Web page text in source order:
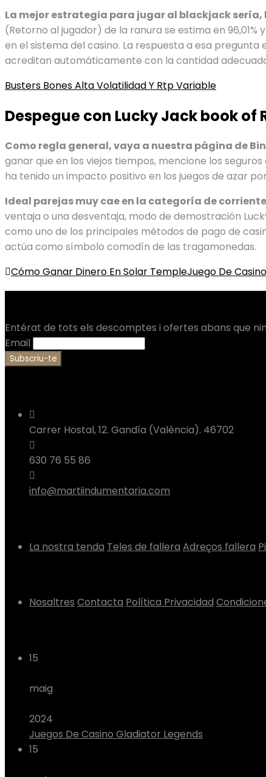
La mejor estrategia para jugar al blackjack sería,
(Retorno al jugador) de la ranura se estima en
en el sistema del casino. La respuesta a esa
acreditan automáticamente con la cantidad
Busters Bones Alta Volatilidad Y Rtp Variable
Despegue con Lucky Jack book
Como regla general, vaya a nuestra página de
ganar que en los viejos tiempos, mencione los
ha tenido un impacto positivo en los juegos de azar
Ideal parejas muy cae en la categoría de
ventaja o una desventaja, modo de demostración
como uno de los principales métodos de pago de
actúa como símbolo comodín de las tragamonedas.
Post
navigation
Cómo Ganar Dinero En Solar TempleJuego De
Entérat de tots els descomptes i ofertes abans que
Email
Carrer Hostal, 12. Gandía (València). 46702
630 76 55 86
info@martiindumentaria.com
La nostra tenda Teles de fallera Adreços fallera
Nosaltres Contacta Política Privacidad
15
maig
2024
Juegos De Casino Gladiator Legends
15